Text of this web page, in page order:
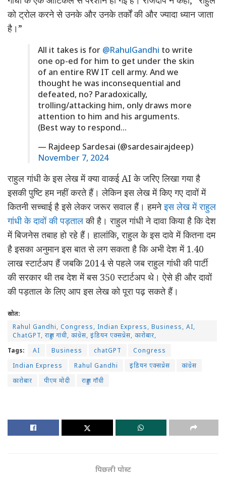
को ट्रोल करने से उनके और उनके तर्कों की और ज्यादा ध्यान जाता
है।”
All it takes is for @RahulGandhi to write
one op-ed for him to get under the skin
of an entire RW IT cell army. And we
thought he was inconsequential and
defeated, no? Paradoxically,
trolling/attacking him, only draws more
attention to him and his arguments.
(Best way to respond…
— Rajdeep Sardesai (@sardesairajdeep)
November 7, 2024
राहुल गांधी के इस लेख में क्या वाकई AI के जरिए लिखा गया है
इसकी पुष्टि हम नहीं करते हैं। लेकिन इस लेख में किए गए दावों में
कितनी सच्चाई है इसे लेकर जरूर सवाल हैं। हमनेइस लेख में राहुल
गांधी के दावों की पड़तालकी है। राहुल गांधी ने दावा किया है कि देश
में बिजनेस तबाह हो रहे हैं। हालांकि, राहुल के इस दावे में कितना दम
है इसका अनुमान इस बात से लग सकता है कि अभी देश में 1.40
लाख स्टार्टअप हैं जबकि 2014 से पहले जब राहुल गांधी की पार्टी
की सरकार थी तब देश में बस 350 स्टार्टअप थे। ऐसे ही और दावों
की पड़ताल के लिए आप इस लेख को पूरा पढ़ सकते हैं।
स्रोत:
Rahul Gandhi, Congress, Indian Express, Business, AI,
ChatGPT, राहुल गांधी, कांग्रेस, इंडियन एक्सप्रेस, कारोबार,
Tags:
AI Business chatGPT
Congress
Indian Express
Rahul Gandhi इंडियन एक्सप्रेस
कांग्रेस
कारोबार
पीएम मोदी राहुल गाँधी
पिछली पोस्ट